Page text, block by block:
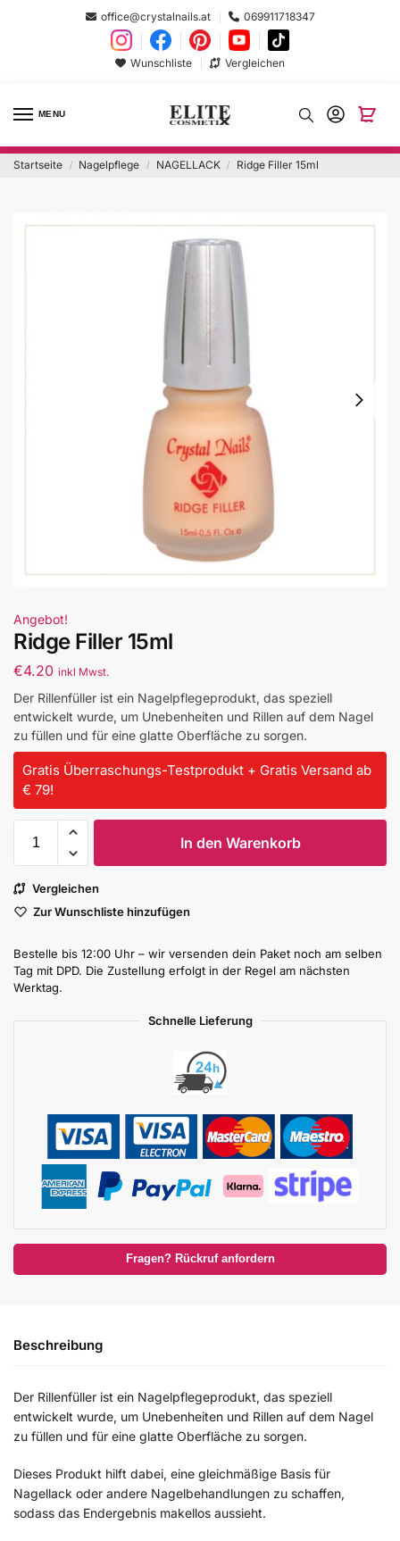
office@crystalnails.at 069911718347
Wunschliste Vergleichen
MENU
Startseite / Nagelpflege / NAGELLACK / Ridge Filler 15ml
Angebot!
Ridge Filler 15ml
€4.20 inkl Mwst.
Der Rillenfüller ist ein Nagelpflegeprodukt, das speziell
entwickelt wurde, um Unebenheiten und Rillen auf dem Nagel
zu füllen und für eine glatte Oberfläche zu sorgen.
Gratis Überraschungs-Testprodukt + Gratis Versand ab
€ 79!
In den Warenkorb
Vergleichen
Zur Wunschliste hinzufügen
Bestelle bis 12:00 Uhr – wir versenden dein Paket noch am selben
Tag mit DPD. Die Zustellung erfolgt in der Regel am nächsten
Werktag.
Schnelle Lieferung
Fragen? Rückruf anfordern
Beschreibung
Der Rillenfüller ist ein Nagelpflegeprodukt, das speziell
entwickelt wurde, um Unebenheiten und Rillen auf dem Nagel
zu füllen und für eine glatte Oberfläche zu sorgen.
Dieses Produkt hilft dabei, eine gleichmäßige Basis für
Nagellack oder andere Nagelbehandlungen zu schaffen,
sodass das Endergebnis makellos aussieht.